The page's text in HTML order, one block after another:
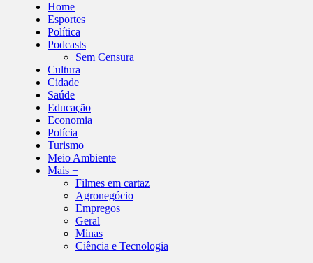
Home
Esportes
Política
Podcasts
Sem Censura
Cultura
Cidade
Saúde
Educação
Economia
Polícia
Turismo
Meio Ambiente
Mais +
Filmes em cartaz
Agronegócio
Empregos
Geral
Minas
Ciência e Tecnologia